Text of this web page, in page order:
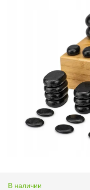
В наличии